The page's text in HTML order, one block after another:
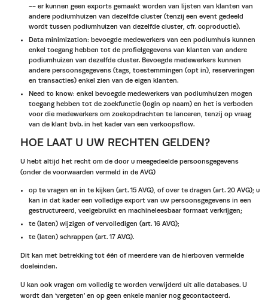
-- er kunnen geen exports gemaakt worden van lijsten van klanten van
andere podiumhuizen van dezelfde cluster (tenzij een event gedeeld
wordt tussen podiumhuizen van dezelfde cluster, cfr. coproductie).
Data minimization: bevoegde medewerkers van een podiumhuis kunnen
enkel toegang hebben tot de profielgegevens van klanten van andere
podiumhuizen van dezelfde cluster. Bevoegde medewerkers kunnen
andere persoonsgegevens (tags, toestemmingen (opt in), reserveringen
en transacties) enkel zien van de eigen klanten.
Need to know: enkel bevoegde medewerkers van podiumhuizen mogen
toegang hebben tot de zoekfunctie (login op naam) en het is verboden
voor die medewerkers om zoekopdrachten te lanceren, tenzij op vraag
van de klant bvb. in het kader van een verkoopsflow.
HOE LAAT U UW RECHTEN GELDEN?
U hebt altijd het recht om de door u meegedeelde persoonsgegevens
(onder de voorwaarden vermeld in de AVG)
op te vragen en in te kijken (art. 15 AVG), of over te dragen (art. 20 AVG); u
kan in dat kader een volledige export van uw persoonsgegevens in een
gestructureerd, veelgebruikt en machineleesbaar formaat verkrijgen;
te (laten) wijzigen of vervolledigen (art. 16 AVG);
te (laten) schrappen (art. 17 AVG).
Dit kan met betrekking tot één of meerdere van de hierboven vermelde
doeleinden.
U kan ook vragen om volledig te worden verwijderd uit alle databases. U
wordt dan ‘vergeten’ en op geen enkele manier nog gecontacteerd.